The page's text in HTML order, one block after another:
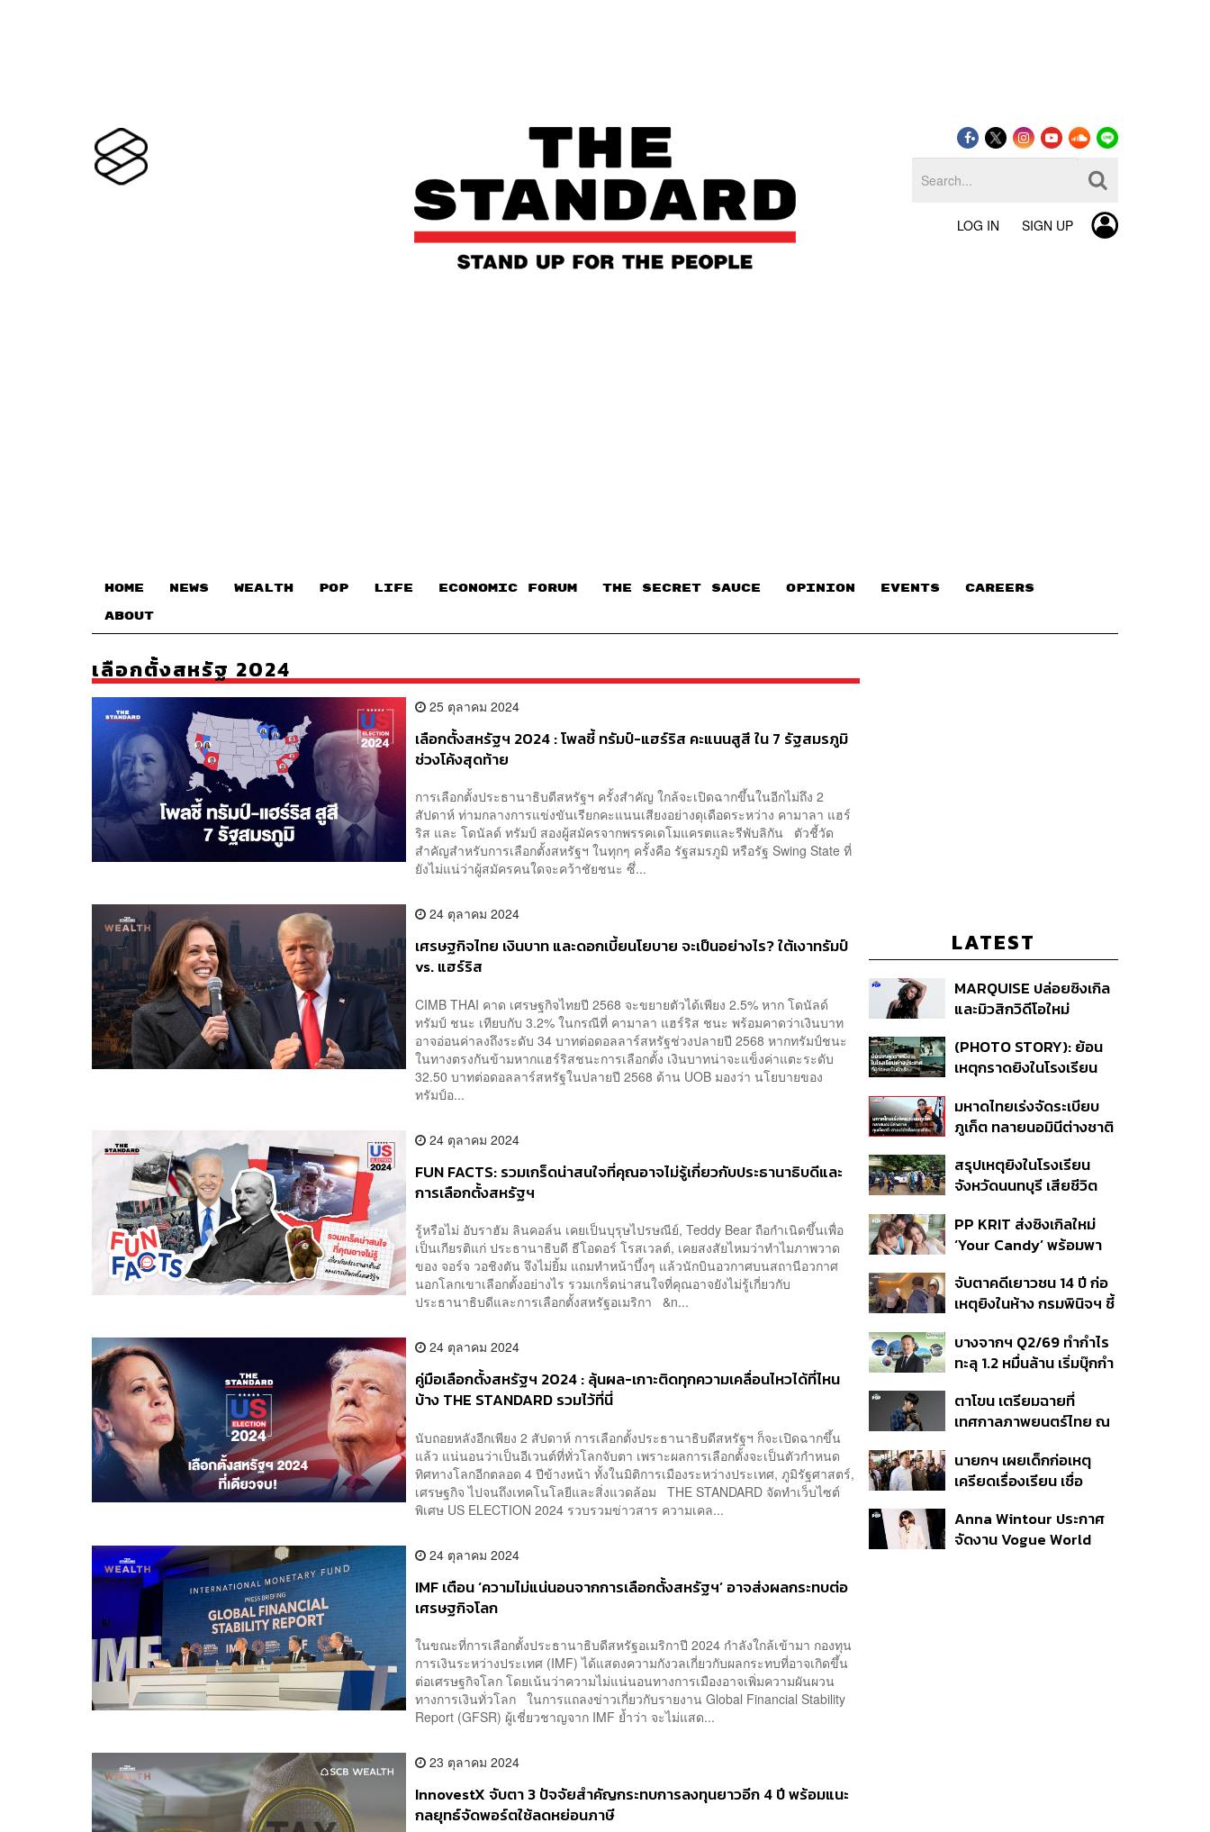
LOG IN SIGN UP
HOME NEWS WEALTH POP LIFE ECONOMIC FORUM THE SECRET SAUCE​ OPINION EVENTS CAREERS
ABOUT
เลือกตั้งสหรัฐ 2024
25 ตุลาคม 2024
เลือกตั้งสหรัฐฯ 2024 : โพลชี้ ทรัมป์-แฮร์ริส คะแนนสูสี ใน 7 รัฐสมรภูมิ
ช่วงโค้งสุดท้าย
การเลือกตั้งประธานาธิบดีสหรัฐฯ ครั้งสำคัญ ใกล้จะเปิดฉากขึ้นในอีกไม่ถึง 2
สัปดาห์ ท่ามกลางการแข่งขันเรียกคะแนนเสียงอย่างดุเดือดระหว่าง คามาลา แฮร์
ริส และ โดนัลด์ ทรัมป์ สองผู้สมัครจากพรรคเดโมแครตและรีพับลิกัน ตัวชี้วัด
สำคัญสำหรับการเลือกตั้งสหรัฐฯ ในทุกๆ ครั้งคือ รัฐสมรภูมิ หรือรัฐ Swing State ที่
ยังไม่แน่ว่าผู้สมัครคนใดจะคว้าชัยชนะ ซึ่...
24 ตุลาคม 2024
เศรษฐกิจไทย เงินบาท และดอกเบี้ยนโยบาย จะเป็นอย่างไร? ใต้เงาทรัมป์
vs. แฮร์ริส
CIMB THAI คาด เศรษฐกิจไทยปี 2568 จะขยายตัวได้เพียง 2.5% หาก โดนัลด์
ทรัมป์ ชนะ เทียบกับ 3.2% ในกรณีที่ คามาลา แฮร์ริส ชนะ พร้อมคาดว่าเงินบาท
อาจอ่อนค่าลงถึงระดับ 34 บาทต่อดอลลาร์สหรัฐช่วงปลายปี 2568 หากทรัมป์ชนะ
ในทางตรงกันข้ามหากแฮร์ริสชนะการเลือกตั้ง เงินบาทน่าจะแข็งค่าแตะระดับ
32.50 บาทต่อดอลลาร์สหรัฐในปลายปี 2568 ด้าน UOB มองว่า นโยบายของ
ทรัมป์อ...
24 ตุลาคม 2024
FUN FACTS: รวมเกร็ดน่าสนใจที่คุณอาจไม่รู้เกี่ยวกับประธานาธิบดีและ
การเลือกตั้งสหรัฐฯ
รู้หรือไม่ อับราฮัม ลินคอล์น เคยเป็นบุรุษไปรษณีย์, Teddy Bear ถือกำเนิดขึ้นเพื่อ
เป็นเกียรติแก่ ประธานาธิบดี ธีโอดอร์ โรสเวลต์, เคยสงสัยไหมว่าทำไมภาพวาด
ของ จอร์จ วอชิงตัน จึงไม่ยิ้ม แถมทำหน้าบึ้งๆ แล้วนักบินอวกาศบนสถานีอวกาศ
นอกโลกเขาเลือกตั้งอย่างไร รวมเกร็ดน่าสนใจที่คุณอาจยังไม่รู้เกี่ยวกับ
ประธานาธิบดีและการเลือกตั้งสหรัฐอเมริกา &n...
24 ตุลาคม 2024
คู่มือเลือกตั้งสหรัฐฯ 2024 : ลุ้นผล-เกาะติดทุกความเคลื่อนไหวได้ที่ไหน
บ้าง THE STANDARD รวมไว้ที่นี่
นับถอยหลังอีกเพียง 2 สัปดาห์ การเลือกตั้งประธานาธิบดีสหรัฐฯ ก็จะเปิดฉากขึ้น
แล้ว แน่นอนว่าเป็นอีเวนต์ที่ทั่วโลกจับตา เพราะผลการเลือกตั้งจะเป็นตัวกำหนด
ทิศทางโลกอีกตลอด 4 ปีข้างหน้า ทั้งในมิติการเมืองระหว่างประเทศ, ภูมิรัฐศาสตร์,
เศรษฐกิจ ไปจนถึงเทคโนโลยีและสิ่งแวดล้อม THE STANDARD จัดทำเว็บไซต์
พิเศษ US ELECTION 2024 รวบรวมข่าวสาร ความเคล...
24 ตุลาคม 2024
IMF เตือน ‘ความไม่แน่นอนจากการเลือกตั้งสหรัฐฯ’ อาจส่งผลกระทบต่อ
เศรษฐกิจโลก
ในขณะที่การเลือกตั้งประธานาธิบดีสหรัฐอเมริกาปี 2024 กำลังใกล้เข้ามา กองทุน
การเงินระหว่างประเทศ (IMF) ได้แสดงความกังวลเกี่ยวกับผลกระทบที่อาจเกิดขึ้น
ต่อเศรษฐกิจโลก โดยเน้นว่าความไม่แน่นอนทางการเมืองอาจเพิ่มความผันผวน
ทางการเงินทั่วโลก ในการแถลงข่าวเกี่ยวกับรายงาน Global Financial Stability
Report (GFSR) ผู้เชี่ยวชาญจาก IMF ย้ำว่า จะไม่แสด...
23 ตุลาคม 2024
InnovestX จับตา 3 ปัจจัยสำคัญกระทบการลงทุนยาวอีก 4 ปี พร้อมแนะ
กลยุทธ์จัดพอร์ตใช้ลดหย่อนภาษี
LATEST
MARQUISE ปล่อยซิงเกิล
และมิวสิกวิดีโอใหม่
สัมพันธ์สุด Toxic
(PHOTO STORY): ย้อน
เหตุกราดยิงในโรงเรียน
นักเรียน
มหาดไทยเร่งจัดระเบียบ
ภูเก็ต ทลายนอมินีต่างชาติ
ที่ดิน เคลียร์ใบอนุญาต
โรงแรมค้าง 7 ปี
สรุปเหตุยิงในโรงเรียน
จังหวัดนนทบุรี เสียชีวิต
ปมค้นประวัติคดีกราดยิงที่
สหรัฐฯ
PP KRIT ส่งซิงเกิลใหม่
‘Your Candy’ พร้อมพา
สิกวิดีโอ
จับตาคดีเยาวชน 14 ปี ก่อ
เหตุยิงในห้าง กรมพินิจฯ ชี้
เนื่อง ประเมินปล่อยตัว
บางจากฯ Q2/69 ทำกำไร
ทะลุ 1.2 หมื่นล้าน เริ่มบุ๊กกำ
แรก หนุนรายได้ครึ่งปีทะลุ
3.2 แสนล้าน
ตาโขน เตรียมฉายที่
เทศกาลภาพยนตร์ไทย ณ
นายกฯ เผยเด็กก่อเหตุ
เครียดเรื่องเรียน เชื่อ
กระสุนอีกกว่า 30 นัด หาก
ไม่จบชีวิตตัวเองอาจสูญ
Anna Wintour ประกาศ
จัดงาน Vogue World